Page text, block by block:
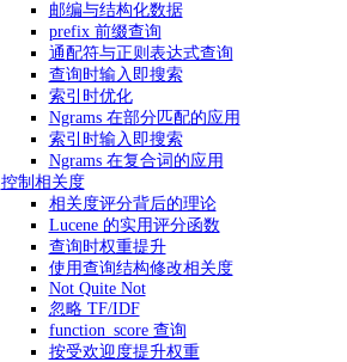
邮编与结构化数据
prefix 前缀查询
通配符与正则表达式查询
查询时输入即搜索
索引时优化
Ngrams 在部分匹配的应用
索引时输入即搜索
Ngrams 在复合词的应用
控制相关度
相关度评分背后的理论
Lucene 的实用评分函数
查询时权重提升
使用查询结构修改相关度
Not Quite Not
忽略 TF/IDF
function_score 查询
按受欢迎度提升权重